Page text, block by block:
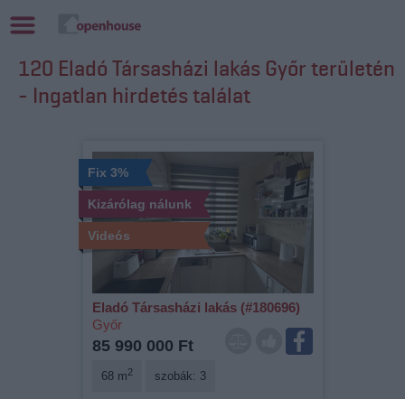
120 Eladó Társasházi lakás Győr területén
- Ingatlan hirdetés találat
Fix 3%
Kizárólag nálunk
Videós
Eladó Társasházi lakás (#180696)
Győr
85 990 000 Ft
68 m2 szobák: 3